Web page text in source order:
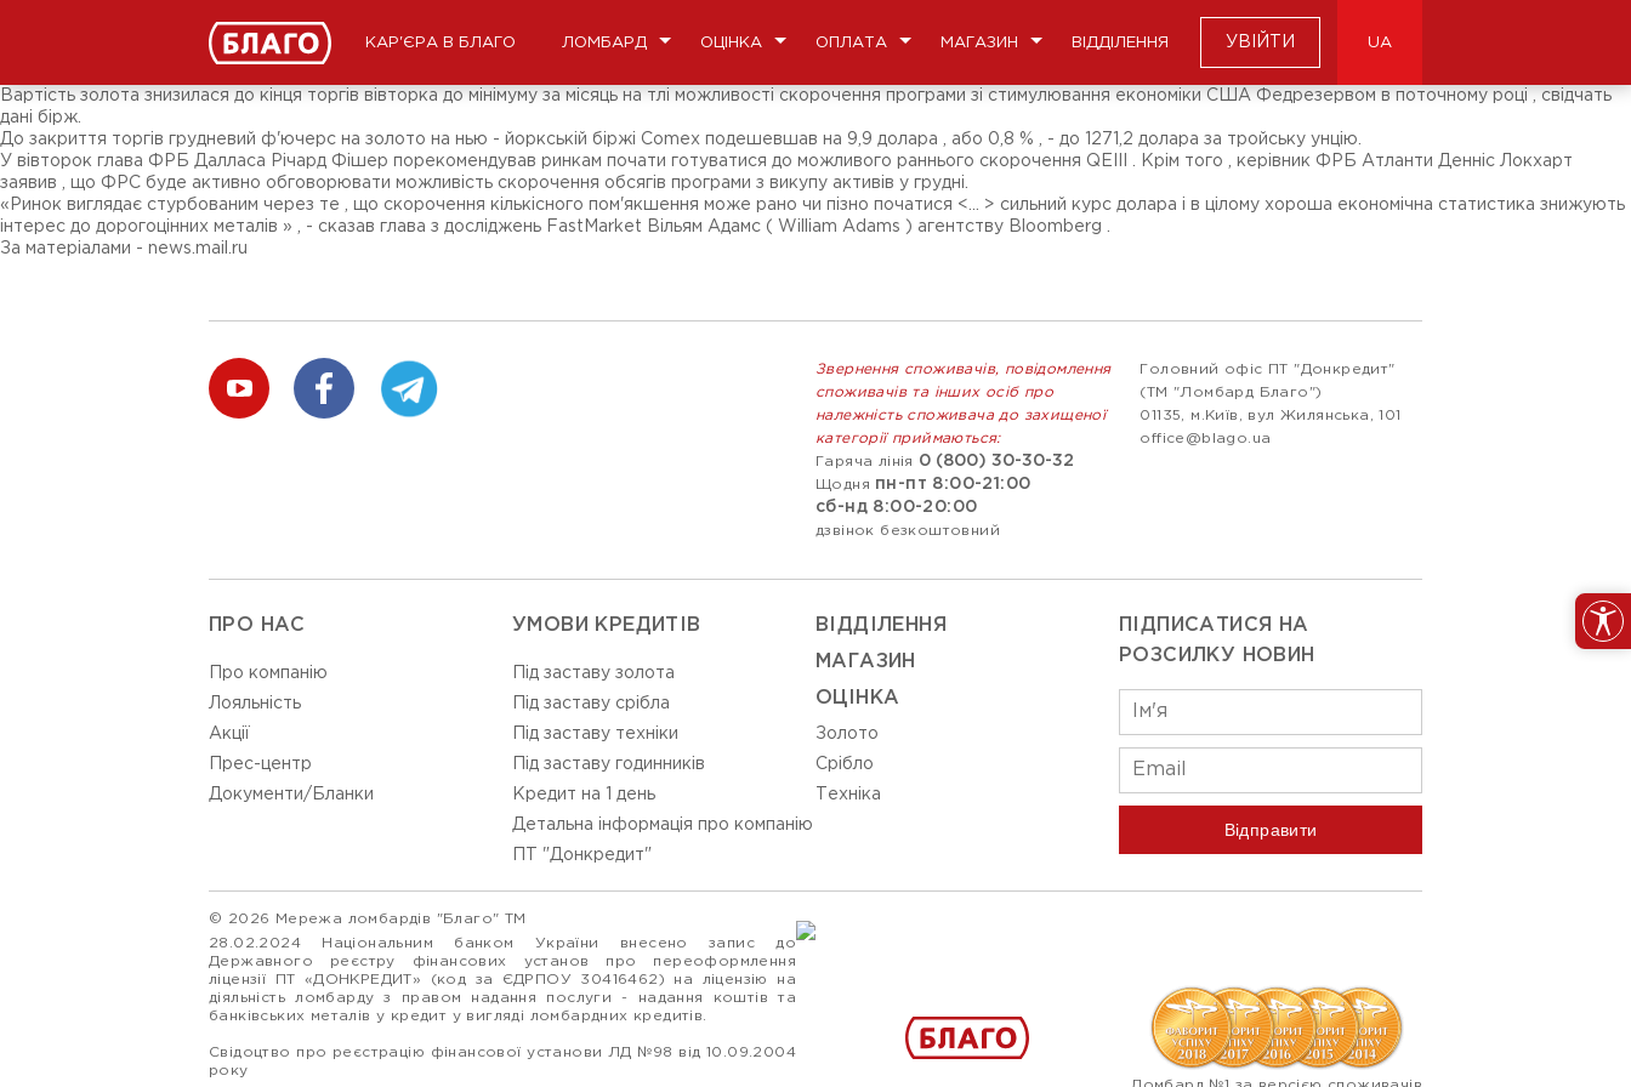
КАР'ЄРА В БЛАГО ЛОМБАРД ОЦІНКА ОПЛАТА МАГАЗИН ВІДДІЛЕННЯ УВІЙТИ UA
Подписчикам соц-сетей
Вартість золота знизилася до кінця торгів вівторка до мінімуму за місяць на тлі можливості скорочення програми зі стимулювання економіки США Федрезервом в поточному році , свідчать
дані бірж.
До закриття торгів грудневий ф'ючерс на золото на нью - йоркській біржі Comex подешевшав на 9,9 долара , або 0,8 % , - до 1271,2 долара за тройську унцію.
У вівторок глава ФРБ Далласа Річард Фішер порекомендував ринкам почати готуватися до можливого раннього скорочення QEIII . Крім того , керівник ФРБ Атланти Денніс Локхарт
заявив , що ФРС буде активно обговорювати можливість скорочення обсягів програми з викупу активів у грудні.
«Ринок виглядає стурбованим через те , що скорочення кількісного пом'якшення може рано чи пізно початися <... > сильний курс долара і в цілому хороша економічна статистика знижують
інтерес до дорогоцінних металів » , - сказав глава з досліджень FastMarket Вільям Адамс ( William Adams ) агентству Bloomberg .
За матеріалами - news.mail.ru
Звернення споживачів, повідомлення
споживачів та інших осіб про
належність споживача до захищеної
категорії приймаються:
Гаряча лінія
0 (800) 30-30-32
Щодня пн-пт 8:00-21:00
сб-нд 8:00-20:00
дзвінок безкоштовний
Головний офіс ПТ "Донкредит"
(ТМ "Ломбард Благо")
01135, м.Київ, вул Жилянська, 101
office@blago.ua
ПРО НАС
Про компанію
Лояльність
Акції
Прес-центр
Документи/Бланки
УМОВИ КРЕДИТІВ
Під заставу золота
Під заставу срібла
Під заставу техніки
Під заставу годинників
Кредит на 1 день
Детальна інформація про компанію
ПТ "Донкредит"
ВIДДIЛЕННЯ
МАГАЗИН
ОЦIНКА
Золото
Срiбло
Технiка
ПІДПИСАТИСЯ НА
РОЗСИЛКУ НОВИН
Відправити
© 2026 Мережа ломбардів "Благо" ТМ
28.02.2024 Національним банком України внесено запис до
Державного реєстру фінансових установ про переоформлення
ліцензії ПТ «ДОНКРЕДИТ» (код за ЄДРПОУ 30416462) на ліцензію на
діяльність ломбарду з правом надання послуги - надання коштів та
банківських металів у кредит у вигляді ломбардних кредитів.
Свідоцтво про реєстрацію фінансової установи ЛД №98 від 10.09.2004
року